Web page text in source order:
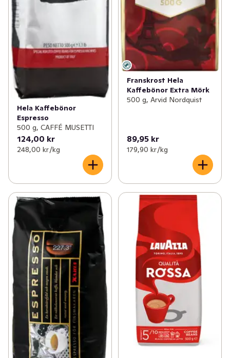
Hela Kaffebönor
Espresso
500 g, CAFFÉ MUSETTI
124,00 kr
248,00 kr /kg
Franskrost Hela
Kaffebönor Extra Mörk
500 g, Arvid Nordquist
89,95 kr
179,90 kr /kg